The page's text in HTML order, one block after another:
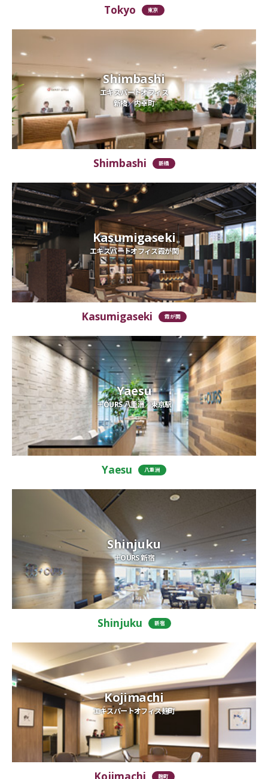
Tokyo 東京
Shimbashi
エキスパートオフィス
新橋／内幸町
Shimbashi 新橋
Kasumigaseki
エキスパートオフィス霞が関
Kasumigaseki 霞が関
Yaesu
＋OURS 八重洲／東京駅
Yaesu 八重洲
Shinjuku
＋OURS 新宿
Shinjuku 新宿
Kojimachi
エキスパートオフィス麹町
麹町